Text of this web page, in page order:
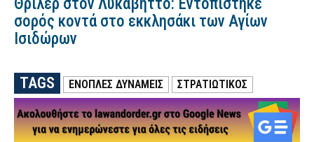
Θρίλερ στον Λυκαβηττό: Εντοπίστηκε
σορός κοντά στο εκκλησάκι των Αγίων
Ισιδώρων
TAGS ΕΝΟΠΛΕΣ ΔΥΝΑΜΕΙΣ ΣΤΡΑΤΙΩΤΙΚΟΣ